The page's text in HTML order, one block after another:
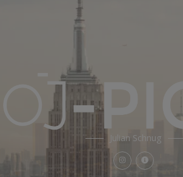
Julian Schnug